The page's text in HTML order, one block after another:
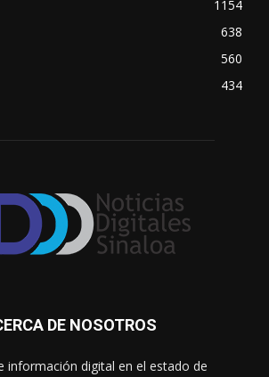
1154
638
560
434
DE NOSOTROS
información digital en el estado de